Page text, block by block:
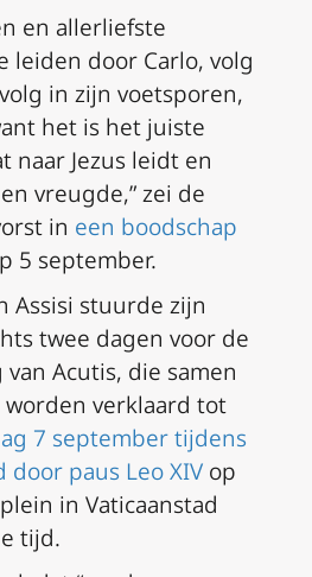
en allerliefste
leiden door Carlo, volg
in zijn voetsporen,
het is het juiste
naar Jezus leidt en
vreugde,” zei de
in een boodschap
5 september.
Assisi stuurde zijn
twee dagen voor de
Acutis, die samen
worden verklaard tot
7 september tijdens
door paus Leo XIV op
in Vaticaanstad
tijd.